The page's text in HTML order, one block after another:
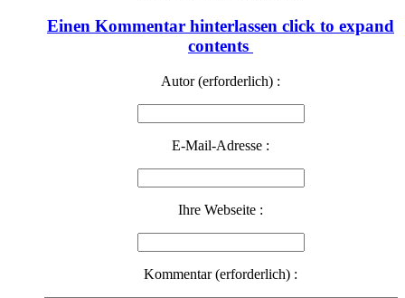
Einen Kommentar hinterlassen click to expand
contents
Autor (erforderlich) :
E-Mail-Adresse :
Ihre Webseite :
Kommentar (erforderlich) :